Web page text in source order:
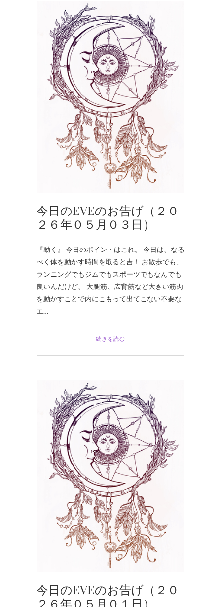
今日のEVEのお告げ（２０
２６年０５月０３日）
『動く』 今日のポイントはこれ。 今日は、なる
べく体を動かす時間を取ると吉！ お散歩でも、
ランニングでもジムでもスポーツでもなんでも
良いんだけど、 大腿筋、広背筋など大きい筋肉
を動かすことで内にこもって出てこない不要な
エ…
続きを読む
今日のEVEのお告げ（２０
２６年０５月０１日）